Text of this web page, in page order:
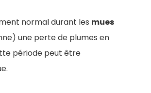
normal durant les mues
une perte de plumes en
période peut être